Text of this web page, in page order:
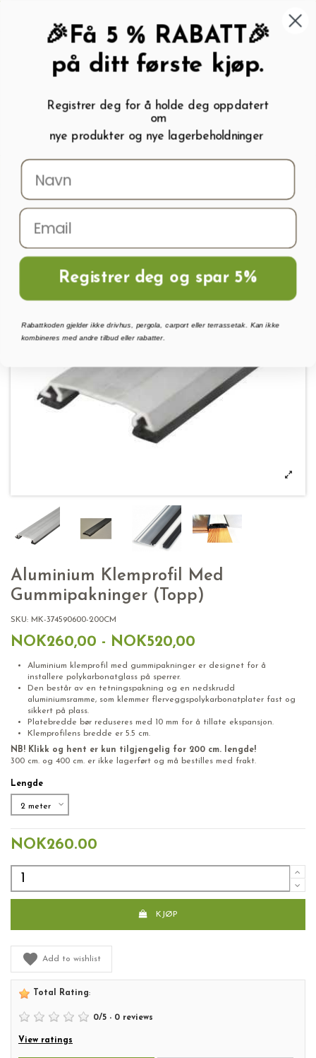
My wishlist ( 0
Menu Søk Logg inn Handlevogn
Hjem
Gummipakninger (Topp)
Aluminium Klemprofil Med
Gummipakninger (Topp)
SKU: MK-374590600-200CM
NOK260,00 - NOK520,00
Aluminium klemprofil med gummipakninger er designet for å
installere polykarbonatglass på sperrer.
Den består av en tetningspakning og en nedskrudd
aluminiumsramme, som klemmer flerveggspolykarbonatplater fast og
sikkert på plass.
Platebredde bør reduseres med 10 mm for å tillate ekspansjon.
Klemprofilens bredde er 5.5 cm.
NB! Klikk og hent er kun tilgjengelig for 200 cm. lengde!
300 cm. og 400 cm. er ikke lagerført og må bestilles med frakt.
Lengde
NOK260.00
KJØP
Add to wishlist
Total Rating:
0/5 - 0 reviews
View ratings
🎉Få 5 % RABATT🎉
på ditt første kjøp.
Registrer deg for å holde deg oppdatert
om
nye produkter og nye lagerbeholdninger
Registrer deg og spar 5%
Rabattkoden gjelder ikke drivhus, pergola, carport eller terrassetak. Kan ikke
kombineres med andre tilbud eller rabatter.